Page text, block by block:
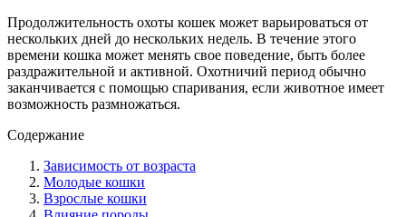
Продолжительность охоты кошек может варьироваться от
нескольких дней до нескольких недель. В течение этого
времени кошка может менять свое поведение, быть более
раздражительной и активной. Охотничий период обычно
заканчивается с помощью спаривания, если животное имеет
возможность размножаться.
Содержание
Зависимость от возраста
Молодые кошки
Взрослые кошки